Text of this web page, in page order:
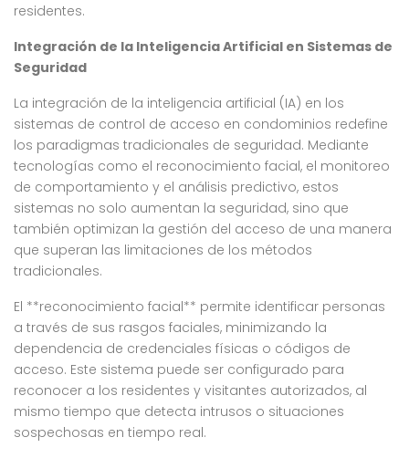
residentes.
Integración de la Inteligencia Artificial en Sistemas de
Seguridad
La integración de la inteligencia artificial (IA) en los
sistemas de control de acceso en condominios redefine
los paradigmas tradicionales de seguridad. Mediante
tecnologías como el reconocimiento facial, el monitoreo
de comportamiento y el análisis predictivo, estos
sistemas no solo aumentan la seguridad, sino que
también optimizan la gestión del acceso de una manera
que superan las limitaciones de los métodos
tradicionales.
El **reconocimiento facial** permite identificar personas
a través de sus rasgos faciales, minimizando la
dependencia de credenciales físicas o códigos de
acceso. Este sistema puede ser configurado para
reconocer a los residentes y visitantes autorizados, al
mismo tiempo que detecta intrusos o situaciones
sospechosas en tiempo real.